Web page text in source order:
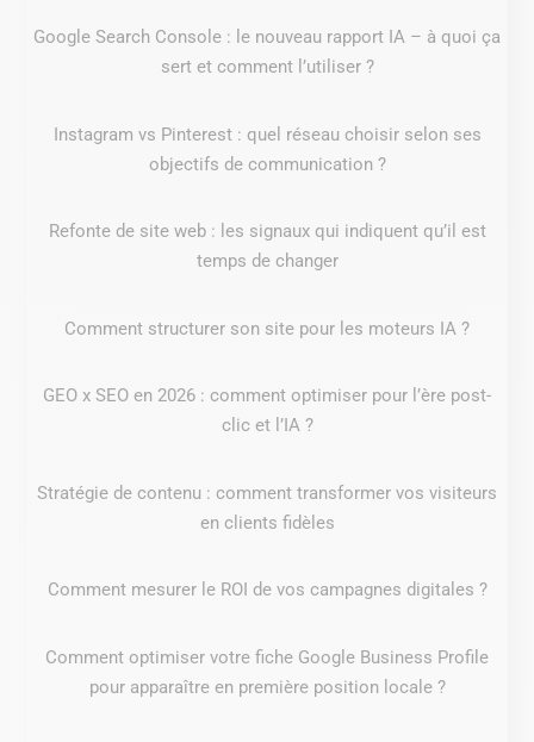
Google Search Console : le nouveau rapport IA – à quoi ça
sert et comment l’utiliser ?
Instagram vs Pinterest : quel réseau choisir selon ses
objectifs de communication ?
Refonte de site web : les signaux qui indiquent qu’il est
temps de changer
Comment structurer son site pour les moteurs IA ?
GEO x SEO en 2026 : comment optimiser pour l’ère post-
clic et l’IA ?
Stratégie de contenu : comment transformer vos visiteurs
en clients fidèles
Comment mesurer le ROI de vos campagnes digitales ?
Comment optimiser votre fiche Google Business Profile
pour apparaître en première position locale ?